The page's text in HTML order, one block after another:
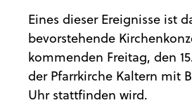
Eines dieser Ereignisse ist
bevorstehende
kommenden Freitag, den
der Pfarrkirche Kaltern mit
Uhr stattfinden wird.